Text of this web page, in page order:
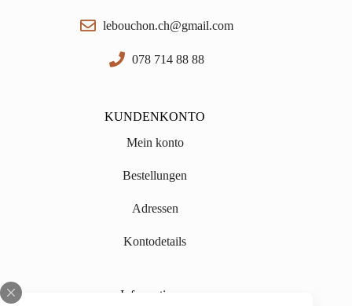
lebouchon.ch@gmail.com
078 714 88 88
KUNDENKONTO
Mein konto
Bestellungen
Adressen
Kontodetails
Informationen